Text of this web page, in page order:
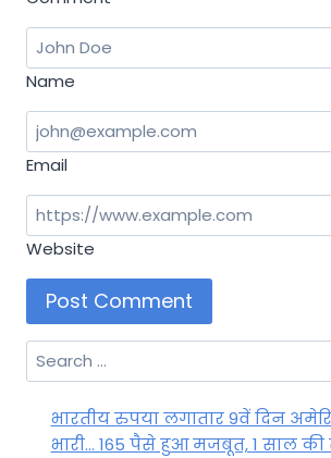
Name
Email
Website
Search
for:
भारतीय रुपया लगातार 9वें दिन
भारी... 165 पैसे हुआ मजबूत, 1 साल